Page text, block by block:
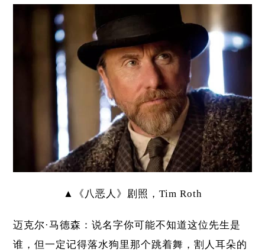
▲《八恶人》剧照，Tim Roth
迈克尔·马德森：说名字你可能不知道这位先生是
谁，但一定记得落水狗里那个跳着舞，割人耳朵的